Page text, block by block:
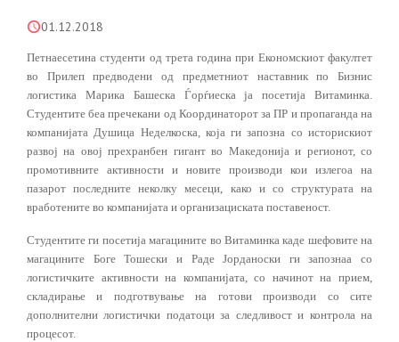
01.12.2018
Петнаесетина студенти од трета година при Економскиот факултет
во Прилеп предводени од предметниот наставник по Бизнис
логистика Марика Башеска Ѓорѓиеска ја посетија Витаминка.
Студентите беа пречекани од Координаторот за ПР и пропаганда на
компанијата Душица Неделкоска, која ги запозна со историскиот
развој на овој прехранбен гигант во Македонија и регионот, со
промотивните активности и новите производи кои излегоа на
пазарот последните неколку месеци, како и со структурата на
вработените во компанијата и организациската поставеност.
Студентите ги посетија магацините во Витаминка каде шефовите на
магацините Боге Тошески и Раде Јорданоски ги запознаа со
логистичките активности на компанијата, со начинот на прием,
складирање и подготвување на готови производи со сите
дополнителни логистички податоци за следливост и контрола на
процесот.